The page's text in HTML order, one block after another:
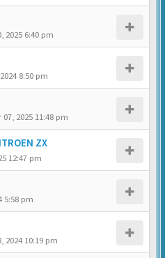
2025 6:40 pm
8:50 pm
07, 2025 11:48 pm
ZX
12:47 pm
5:58 pm
2024 10:19 pm